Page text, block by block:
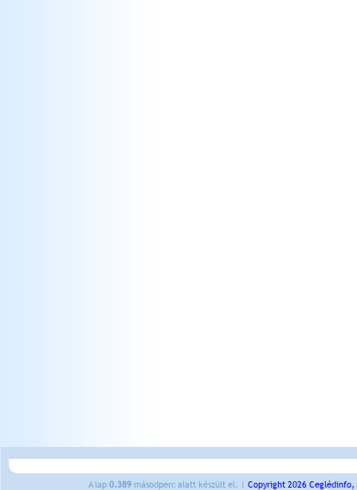
A lap 0.389 másodperc alatt készült el. | Copyright 2026